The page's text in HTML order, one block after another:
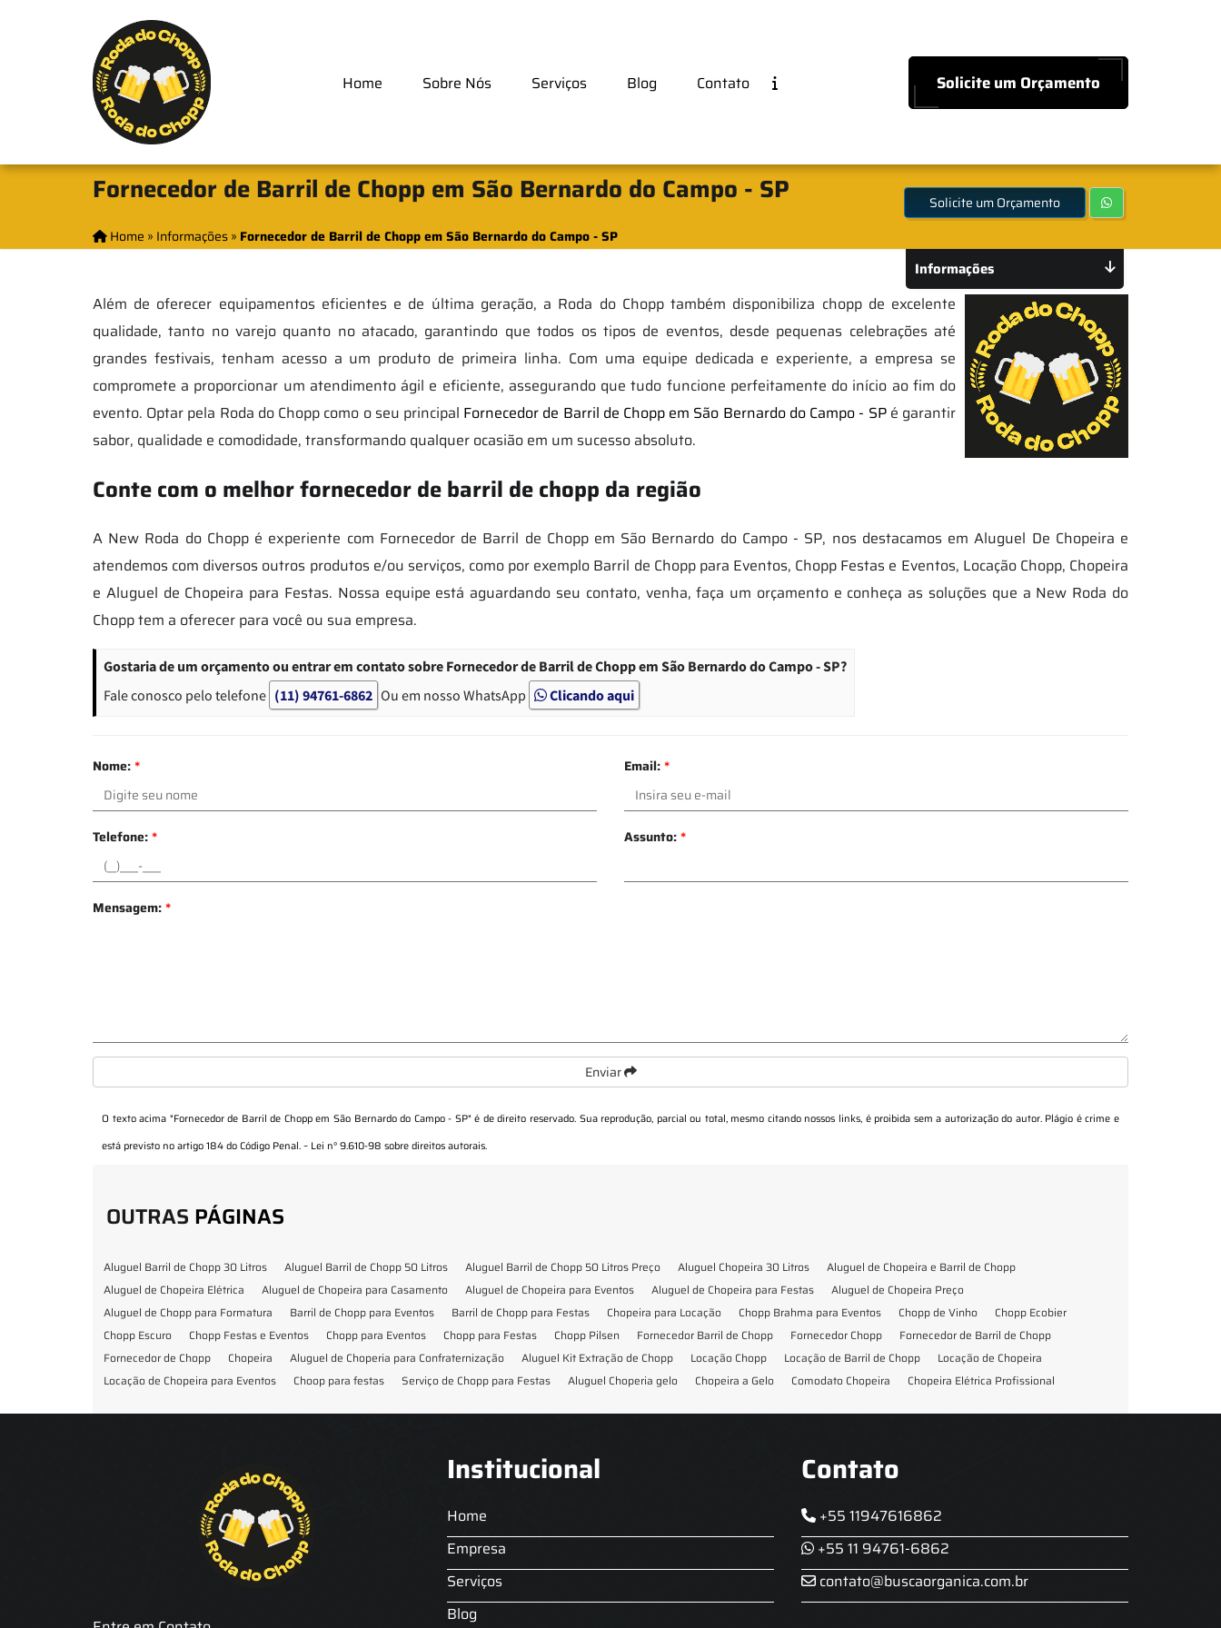
Home Sobre Nós Serviços Blog Contato Solicite um Orçamento
Fornecedor de Barril de Chopp em São Bernardo do Campo - SP
Home » Informações» Fornecedor de Barril de Chopp em São Bernardo do Campo - SP
Solicite um Orçamento
Além de oferecer equipamentos eficientes e de última geração, a Roda do Chopp também disponibiliza chopp de excelente
qualidade, tanto no varejo quanto no atacado, garantindo que todos os tipos de eventos, desde pequenas celebrações até
grandes festivais, tenham acesso a um produto de primeira linha. Com uma equipe dedicada e experiente, a empresa se
compromete a proporcionar um atendimento ágil e eficiente, assegurando que tudo funcione perfeitamente do início ao fim do
evento. Optar pela Roda do Chopp como o seu principal Fornecedor de Barril de Chopp em São Bernardo do Campo - SP é garantir
sabor, qualidade e comodidade, transformando qualquer ocasião em um sucesso absoluto.
Conte com o melhor fornecedor de barril de chopp da região
A New Roda do Chopp é experiente com Fornecedor de Barril de Chopp em São Bernardo do Campo - SP, nos destacamos em Aluguel De Chopeira e
atendemos com diversos outros produtos e/ou serviços, como por exemplo Barril de Chopp para Eventos, Chopp Festas e Eventos, Locação Chopp, Chopeira
e Aluguel de Chopeira para Festas. Nossa equipe está aguardando seu contato, venha, faça um orçamento e conheça as soluções que a New Roda do
Chopp tem a oferecer para você ou sua empresa.
Gostaria de um orçamento ou entrar em contato sobre Fornecedor de Barril de Chopp em São Bernardo do Campo - SP?
Fale conosco pelo telefone (11) 94761-6862 Ou em nosso WhatsApp Clicando aqui
Nome:* Email:*
Telefone:* Assunto:*
Mensagem:*
Enviar
O texto acima "Fornecedor de Barril de Chopp em São Bernardo do Campo - SP" é de direito reservado. Sua reprodução, parcial ou total, mesmo citando nossos links, é proibida sem a autorização do autor. Plágio é crime e
está previsto no artigo 184 do Código Penal. – Lei n° 9.610-98 sobre direitos autorais.
Informações
OUTRAS PÁGINAS
Aluguel Barril de Chopp 30 Litros Aluguel Barril de Chopp 50 Litros Aluguel Barril de Chopp 50 Litros Preço Aluguel Chopeira 30 Litros
Aluguel de Chopeira e Barril de Chopp
Aluguel de Chopeira Elétrica
Aluguel de Chopeira para Casamento Aluguel de Chopeira para Eventos Aluguel de Chopeira para Festas
Aluguel de Chopeira Preço
Aluguel de Chopp para Formatura
Barril de Chopp para Eventos Barril de Chopp para Festas Chopeira para Locação Chopp Brahma para Eventos Chopp de Vinho
Chopp Ecobier
Chopp Escuro
Chopp Festas e Eventos Chopp para Eventos Chopp para Festas Chopp Pilsen Fornecedor Barril de Chopp Fornecedor Chopp
Fornecedor de Barril de Chopp
Fornecedor de Chopp
Chopeira Aluguel de Choperia para Confraternização Aluguel Kit Extração de Chopp Locação Chopp Locação de Barril de Chopp
Locação de Chopeira
Locação de Chopeira para Eventos
Choop para festas Serviço de Chopp para Festas Aluguel Choperia gelo Chopeira a Gelo Comodato Chopeira
Chopeira Elétrica Profissional
Institucional
Home
Empresa
Serviços
Blog
Contato
+55 11947616862
+55 11 94761-6862
contato@buscaorganica.com.br